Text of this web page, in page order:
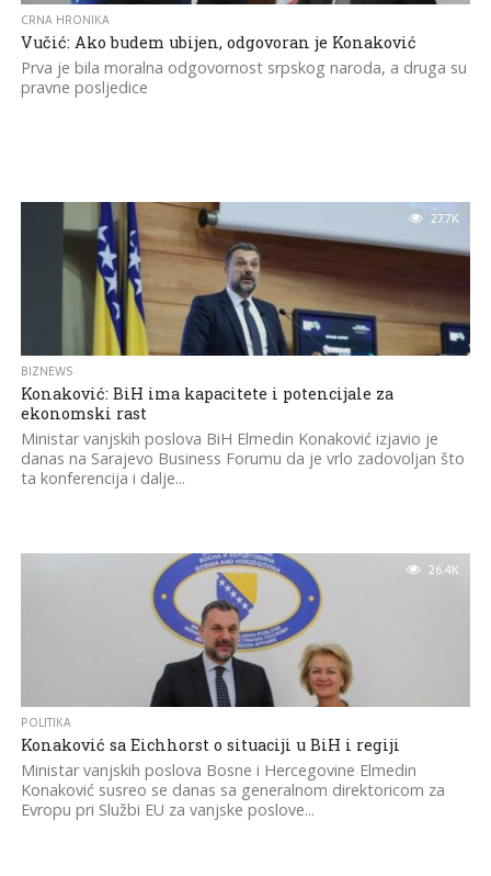
CRNA HRONIKA
Vučić: Ako budem ubijen, odgovoran je Konaković
Prva je bila moralna odgovornost srpskog naroda, a druga su
pravne posljedice
27.7K
BIZNEWS
Konaković: BiH ima kapacitete i potencijale za
ekonomski rast
Ministar vanjskih poslova BiH Elmedin Konaković izjavio je
danas na Sarajevo Business Forumu da je vrlo zadovoljan što
ta konferencija i dalje...
26.4K
POLITIKA
Konaković sa Eichhorst o situaciji u BiH i regiji
Ministar vanjskih poslova Bosne i Hercegovine Elmedin
Konaković susreo se danas sa generalnom direktoricom za
Evropu pri Službi EU za vanjske poslove...